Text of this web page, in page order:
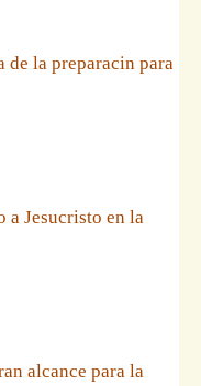
de la preparacin para
a Jesucristo en la
alcance para la